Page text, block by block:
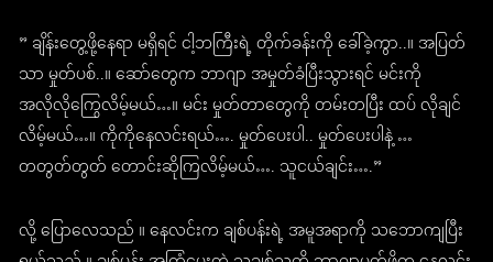
” ချိန်းတွေ့ဖို့နေရာ မရှိရင် ငါ့ဘကြီးရဲ့ တိုက်ခန်းကို ခေါ်ခဲ့ကွာ..။ အပြတ်
သာ မှုတ်ပစ်..။ ဆော်တွေက ဘာဂျာ အမှုတ်ခံပြီးသွားရင် မင်းကို
အလိုလိုကြွေလိမ့်မယ်…။ မင်း မှုတ်တာတွေကို တမ်းတပြီး ထပ် လိုချင်
လိမ့်မယ်…။ ကိုကိုနေလင်းရယ်…. မှုတ်ပေးပါ.. မှုတ်ပေးပါနဲ့ …
တတွတ်တွတ် တောင်းဆိုကြလိမ့်မယ်…. သူငယ်ချင်း….”
လို့ ပြောလေသည် ။ နေလင်းက ချစ်ပန်းရဲ့ အမူအရာကို သဘောကျပြီး